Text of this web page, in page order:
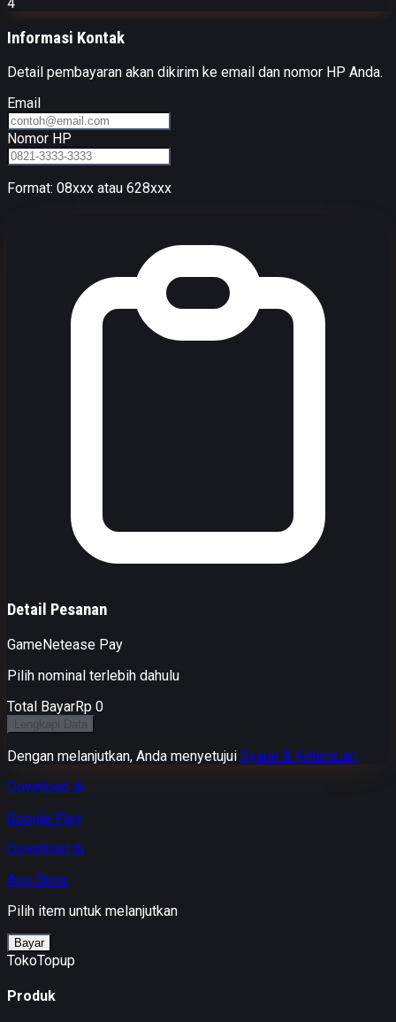
Informasi Kontak
Detail pembayaran akan dikirim ke email dan nomor HP Anda.
Email
Nomor HP
Format: 08xxx atau 628xxx
Detail Pesanan
GameNetease Pay
Pilih nominal terlebih dahulu
Total BayarRp 0
Lengkapi Data
Dengan melanjutkan, Anda menyetujui Syarat & Ketentuan
Download di
Google Play
Download di
App Store
Pilih item untuk melanjutkan
Bayar
TokoTopup
Produk